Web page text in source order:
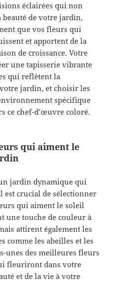
éclairées qui non
de votre jardin,
que vos fleurs qui
et apportent de la
de croissance. Votre
une tapisserie vibrante
qui reflètent la
jardin, et choisir les
spécifique
ce chef-d’œuvre coloré.
qui aiment le
jardin dynamique qui
est crucial de sélectionner
qui aiment le soleil
une touche de couleur à
attirent également les
comme les abeilles et les
unes des meilleures fleurs
fleuriront dans votre
et de la vie à votre